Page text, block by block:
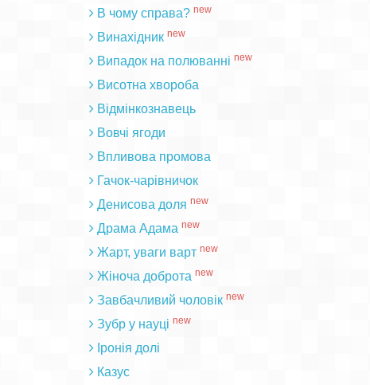
В чому справа? new
Винахідник new
Випадок на полюванні new
Висотна хвороба
Відмінкознавець
Вовчі ягоди
Впливова промова
Гачок-чарівничок
Денисова доля new
Драма Адама new
Жарт, уваги варт new
Жіноча доброта new
Завбачливий чоловік new
Зубр у науці new
Іронія долі
Казус